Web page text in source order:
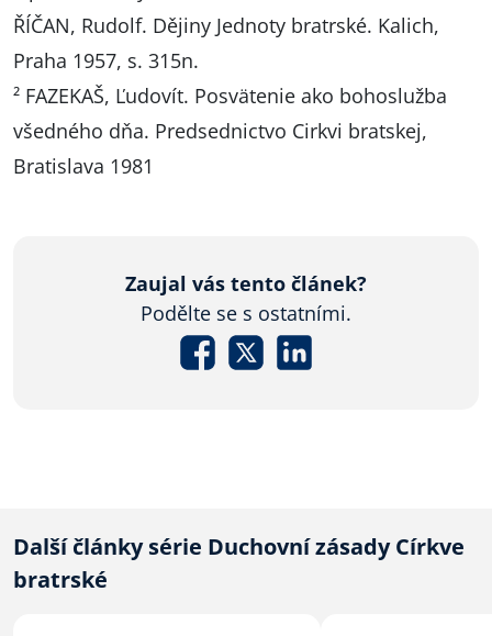
ŘÍČAN, Rudolf. Dějiny Jednoty bratrské. Kalich,
Praha 1957, s. 315n.
² FAZEKAŠ, Ľudovít. Posvätenie ako bohoslužba
všedného dňa. Predsednictvo Cirkvi bratskej,
Bratislava 1981
Zaujal vás tento článek?
Podělte se s ostatními.
Další články série Duchovní zásady Církve
bratrské